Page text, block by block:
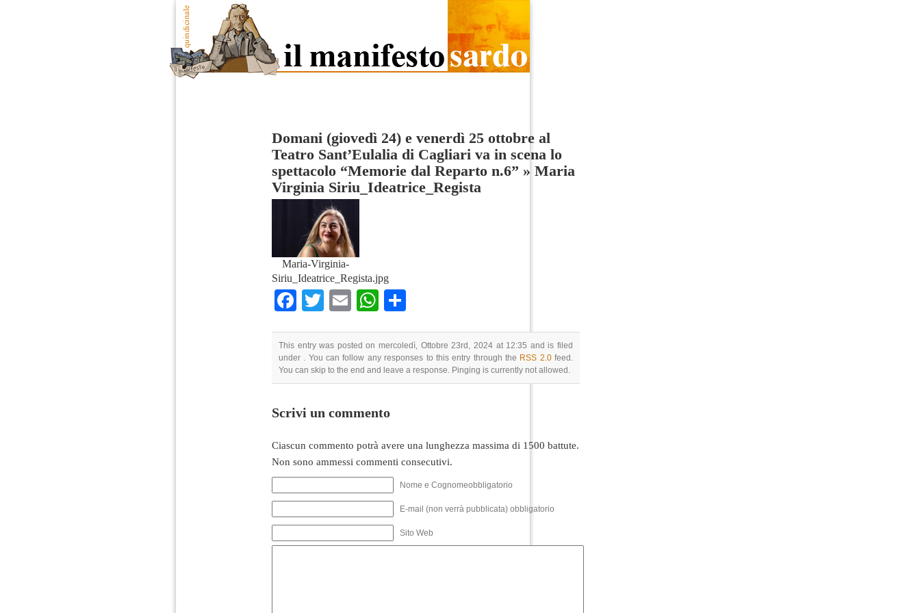
Domani (giovedì 24) e venerdì 25 ottobre al
Teatro Sant’Eulalia di Cagliari va in scena lo
spettacolo “Memorie dal Reparto n.6” » Maria
Virginia Siriu_Ideatrice_Regista
Maria-Virginia-
Siriu_Ideatrice_Regista.jpg
Facebook
TwitterEmailWhatsApp
This entry was posted on mercoledì, Ottobre 23rd, 2024 at 12:35 and is filed
under . You can follow any responses to this entry through the RSS 2.0feed.
You can skip to the end and leave a response. Pinging is currently not allowed.
Scrivi un commento
Ciascun commento potrà avere una lunghezza massima di 1500 battute.
Non sono ammessi commenti consecutivi.
Nome e Cognomeobbligatorio
E-mail (non verrà pubblicata) obbligatorio
Sito Web